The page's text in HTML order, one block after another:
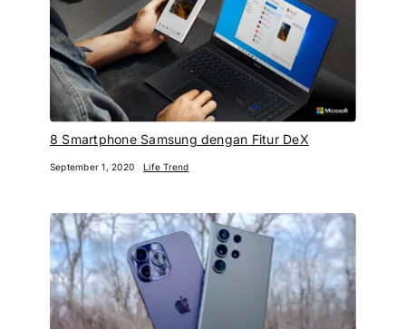
8 Smartphone Samsung dengan Fitur DeX
September 1, 2020 Life Trend